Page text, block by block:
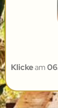
Klickeam